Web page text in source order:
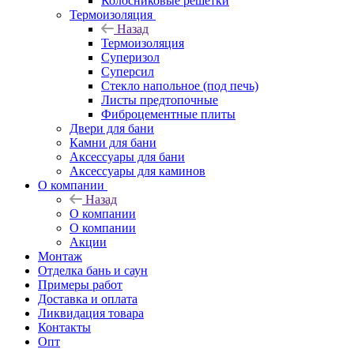
Термоизоляция
Назад
Термоизоляция
Суперизол
Суперсил
Стекло напольное (под печь)
Листы предтопочные
Фиброцементные плиты
Двери для бани
Камни для бани
Аксессуары для бани
Аксессуары для каминов
О компании
Назад
О компании
О компании
Акции
Монтаж
Отделка бань и саун
Примеры работ
Доставка и оплата
Ликвидация товара
Контакты
Опт